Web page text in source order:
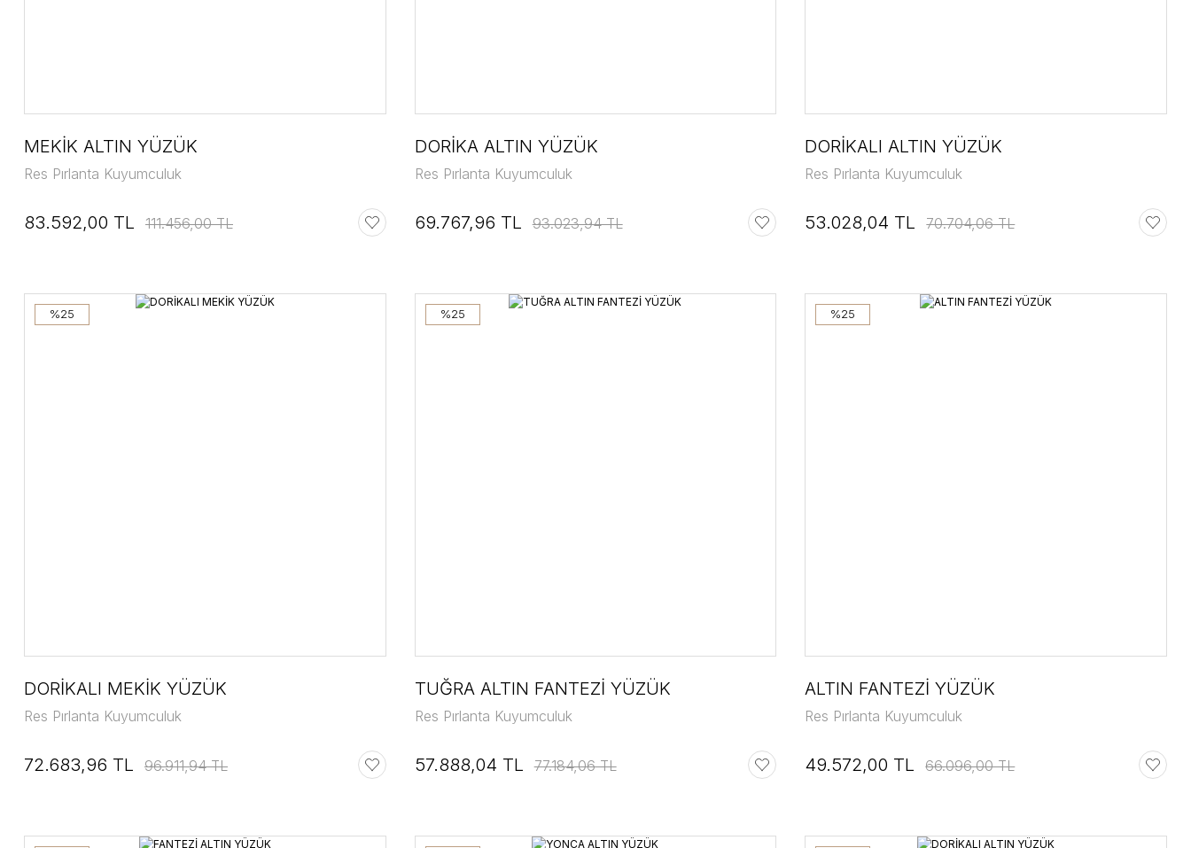
MEKİK ALTIN YÜZÜK
Res Pırlanta Kuyumculuk
83.592,00 TL 111.456,00 TL
DORİKA ALTIN YÜZÜK
Res Pırlanta Kuyumculuk
69.767,96 TL 93.023,94 TL
DORİKALI ALTIN YÜZÜK
Res Pırlanta Kuyumculuk
53.028,04 TL 70.704,06 TL
%25
DORİKALI MEKİK YÜZÜK
Res Pırlanta Kuyumculuk
72.683,96 TL 96.911,94 TL
%25
TUĞRA ALTIN FANTEZİ YÜZÜK
Res Pırlanta Kuyumculuk
57.888,04 TL 77.184,06 TL
%25
ALTIN FANTEZİ YÜZÜK
Res Pırlanta Kuyumculuk
49.572,00 TL 66.096,00 TL